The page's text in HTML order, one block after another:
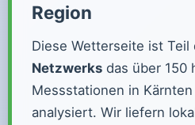
Region
Diese Wetterseite ist Teil
Netzwerks das über 150
Messstationen in
analysiert. Wir liefern